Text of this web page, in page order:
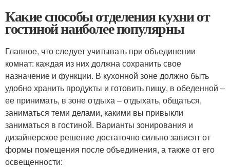
Какие способы отделения кухни от
гостиной наиболее популярны
Главное, что следует учитывать при объединении
комнат: каждая из них должна сохранить свое
назначение и функции. В кухонной зоне должно быть
удобно хранить продукты и готовить пищу, в обеденной –
ее принимать, в зоне отдыха – отдыхать, общаться,
заниматься теми делами, какими вы привыкли
заниматься в гостиной. Варианты зонирования и
дизайнерское решение достаточно сильно зависят от
формы помещения после объединения, а также от его
освещенности: